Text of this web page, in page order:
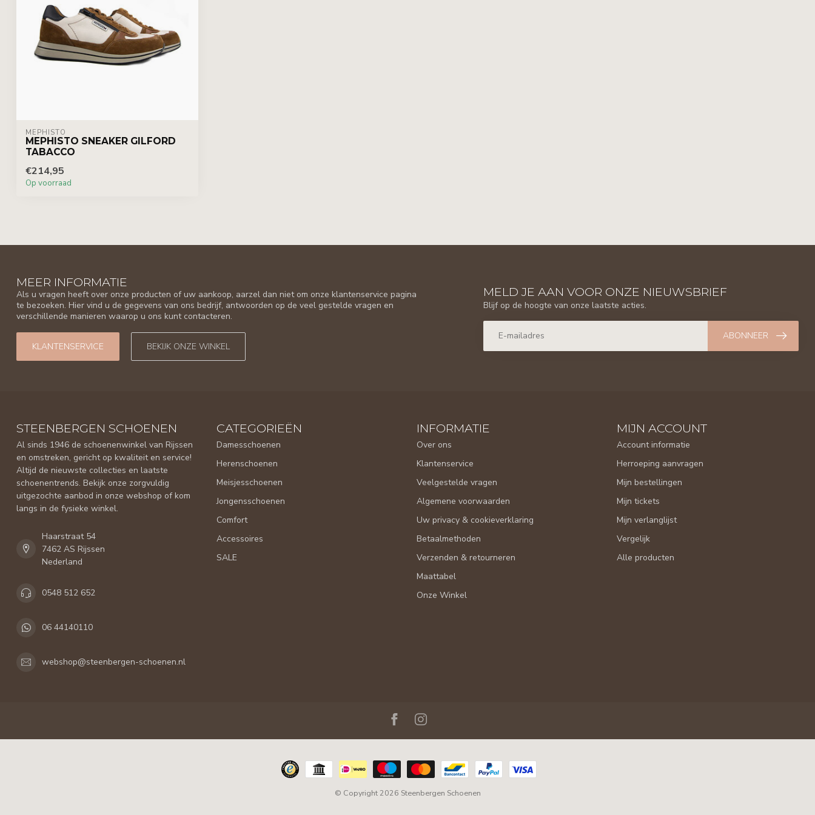
MEPHISTO
MEPHISTO SNEAKER GILFORD
TABACCO
€214,95
Op voorraad
MEER INFORMATIE
Als u vragen heeft over onze producten of uw aankoop, aarzel dan niet om onze klantenservice pagina
te bezoeken. Hier vind u de gegevens van ons bedrijf, antwoorden op de veel gestelde vragen en
verschillende manieren waarop u ons kunt contacteren.
KLANTENSERVICE BEKIJK ONZE WINKEL
MELD JE AAN VOOR ONZE NIEUWSBRIEF
Blijf op de hoogte van onze laatste acties.
ABONNEER
STEENBERGEN SCHOENEN
Al sinds 1946 de schoenenwinkel van Rijssen
en omstreken, gericht op kwaliteit en service!
Altijd de nieuwste collecties en laatste
schoenentrends. Bekijk onze zorgvuldig
uitgezochte aanbod in onze webshop of kom
langs in de fysieke winkel.
Haarstraat 54
7462 AS Rijssen
Nederland
0548 512 652
06 44140110
webshop@steenbergen-schoenen.nl
CATEGORIEËN
Damesschoenen
Herenschoenen
Meisjesschoenen
Jongensschoenen
Comfort
Accessoires
SALE
INFORMATIE
Over ons
Klantenservice
Veelgestelde vragen
Algemene voorwaarden
Uw privacy & cookieverklaring
Betaalmethoden
Verzenden & retourneren
Maattabel
Onze Winkel
MIJN ACCOUNT
Account informatie
Herroeping aanvragen
Mijn bestellingen
Mijn tickets
Mijn verlanglijst
Vergelijk
Alle producten
© Copyright 2026 Steenbergen Schoenen